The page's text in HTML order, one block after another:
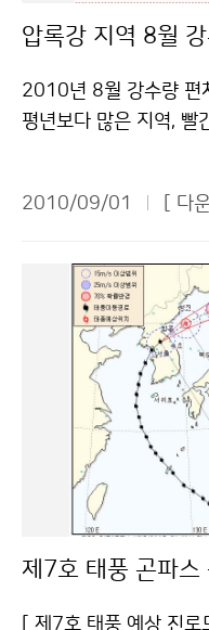
@korea.kr) 및 우편으
o.kr)나 대표블로그
ove)를 공지한다. 여러
인실 박영주 02-2181-
압록강 지역 8월
2010년 8월 강수량 편
평년보다 많은 지역, 빨
수풍(892.4mm), 구성
개성(422.7mm)에서
년보다 강수량이 적었
평년(22.4℃)보다 1.2℃
평년보다 높았다. 주요
+2.6℃), 청진(24.1/
강수량이 많았던 원인
평양고기압과 중국 내
기압 사이에서 발생한
는 날이 많았다. 주 강
5, 23～29일)이며, 8
2010/09/01 [ 다
[ 제7호 태풍 예상 진